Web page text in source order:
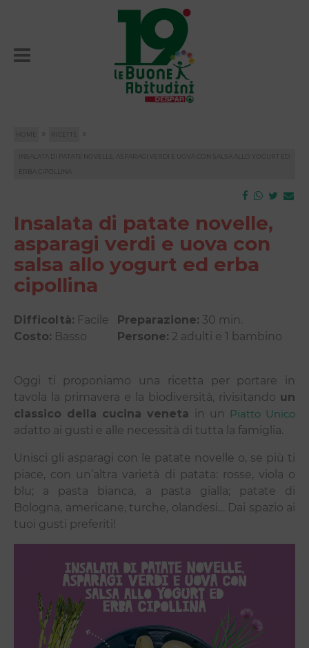
HOME » RICETTE »
INSALATA DI PATATE NOVELLE, ASPARAGI VERDI E UOVA CON SALSA ALLO YOGURT ED
ERBA CIPOLLINA
Insalata di patate novelle,
asparagi verdi e uova con
salsa allo yogurt ed erba
cipollina
Difficoltà: Facile Preparazione: 30 min.
Costo: Basso Persone: 2 adulti e 1 bambino
Oggi ti proponiamo una ricetta per portare in
tavola la primavera e la biodiversità, rivisitando un
classico della cucina veneta in un Piatto Unico
adatto ai gusti e alle necessità di tutta la famiglia.
Unisci gli asparagi con le patate novelle o, se più ti
piace, con un’altra varietà di patata: rosse, viola o
blu; a pasta bianca, a pasta gialla; patate di
Bologna, americane, turche, olandesi… Dai spazio ai
tuoi gusti preferiti!